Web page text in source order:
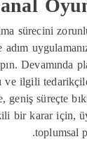
sürecini
Devamında
ve ilgili
geniş süreçte
bir karar için,
toplumsal